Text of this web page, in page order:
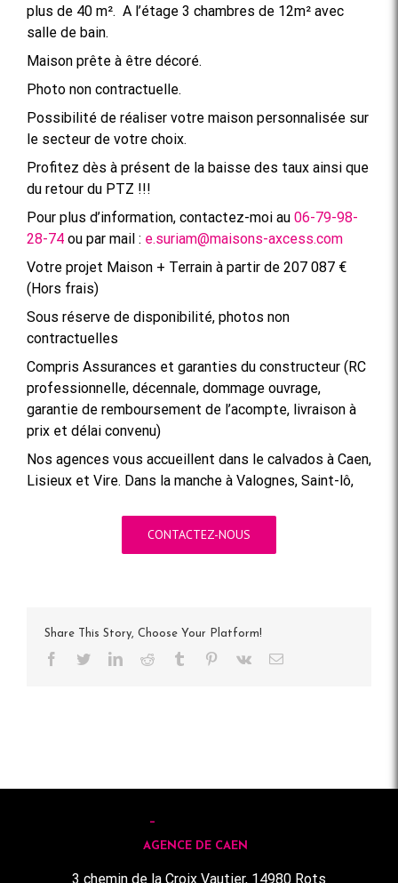
plus de 40 m². A l’étage 3 chambres de 12m² avec
salle de bain.
Maison prête à être décoré.
Photo non contractuelle.
Possibilité de réaliser votre maison personnalisée sur
le secteur de votre choix.
Profitez dès à présent de la baisse des taux ainsi que
du retour du PTZ !!!
Pour plus d’information, contactez-moi au 06-79-98-
28-74 ou par mail : e.suriam@maisons-axcess.com
Votre projet Maison + Terrain à partir de 207 087 €
(Hors frais)
Sous réserve de disponibilité, photos non
contractuelles
Compris Assurances et garanties du constructeur (RC
professionnelle, décennale, dommage ouvrage,
garantie de remboursement de l’acompte, livraison à
prix et délai convenu)
Nos agences vous accueillent dans le calvados à Caen,
Lisieux et Vire. Dans la manche à Valognes, Saint-lô,
CONTACTEZ-NOUS
Share This Story, Choose Your Platform!
Facebook
TwitterLinkedInReddit Tumblr Pinterest
Vk Email
AGENCE DE CAEN
3 chemin de la Croix Vautier, 14980 Rots